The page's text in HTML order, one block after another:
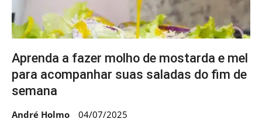
Aprenda a fazer molho de mostarda e mel
para acompanhar suas saladas do fim de
semana
André Holmo 04/07/2025